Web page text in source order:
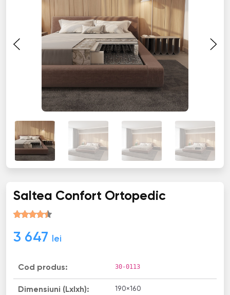
Saltea Confort Ortopedic
3 647 lei
Cod produs: 30-0113
Dimensiuni (Lxlxh): 190×160